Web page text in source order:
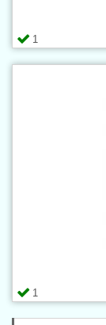
1
1